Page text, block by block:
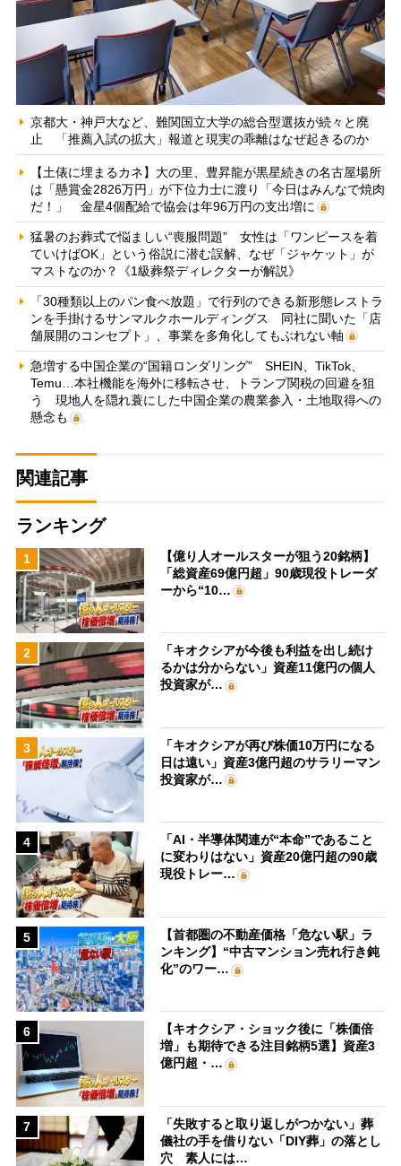
京都大・神戸大など、難関国立大学の総合型選抜が続々と廃
止 「推薦入試の拡大」報道と現実の乖離はなぜ起きるのか
【土俵に埋まるカネ】大の里、豊昇龍が黒星続きの名古屋場所
は「懸賞金2826万円」が下位力士に渡り「今日はみんなで焼肉
だ！」 金星4個配給で協会は年96万円の支出増に
猛暑のお葬式で悩ましい“喪服問題” 女性は「ワンピースを着
ていけばOK」という俗説に潜む誤解、なぜ「ジャケット」が
マストなのか？《1級葬祭ディレクターが解説》
「30種類以上のパン食べ放題」で行列のできる新形態レストラ
ンを手掛けるサンマルクホールディングス 同社に聞いた「店
舗展開のコンセプト」、事業を多角化してもぶれない軸
急増する中国企業の“国籍ロンダリング” SHEIN、TikTok、
Temu…本社機能を海外に移転させ、トランプ関税の回避を狙
う 現地人を隠れ蓑にした中国企業の農業参入・土地取得への
懸念も
関連記事
ランキング
1
【億り人オールスターが狙う20銘柄】
「総資産69億円超」90歳現役トレーダ
ーから“10…
2
「キオクシアが今後も利益を出し続け
るかは分からない」資産11億円の個人
投資家が…
3
「キオクシアが再び株価10万円になる
日は遠い」資産3億円超のサラリーマン
投資家が…
4
「AI・半導体関連が“本命”であること
に変わりはない」資産20億円超の90歳
現役トレー…
5
【首都圏の不動産価格「危ない駅」ラ
ンキング】“中古マンション売れ行き鈍
化”のワー…
6
【キオクシア・ショック後に「株価倍
増」も期待できる注目銘柄5選】資産3
億円超・…
7
「失敗すると取り返しがつかない」葬
儀社の手を借りない「DIY葬」の落とし
穴 素人には…